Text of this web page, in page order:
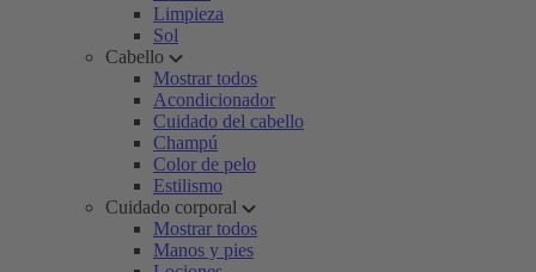
Limpieza
Sol
Cabello
Mostrar todos
Acondicionador
Cuidado del cabello
Champú
Color de pelo
Estilismo
Cuidado corporal
Mostrar todos
Manos y pies